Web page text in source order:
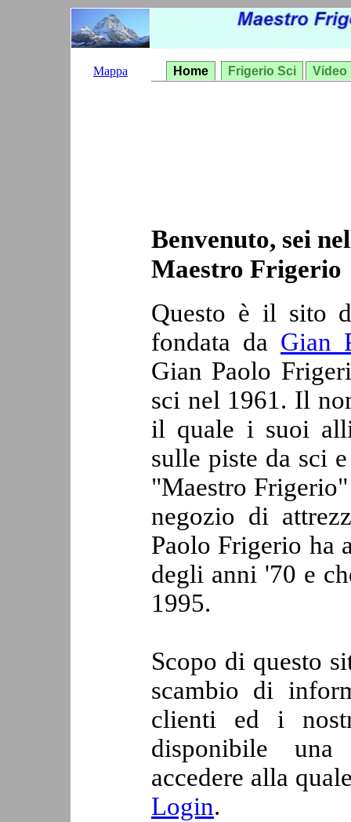
Mappa Home Frigerio Sci Video
Benvenuto, sei
Maestro Frigerio
Questo è il sito
fondata da Gian
Gian Paolo
sci nel 1961. Il
il quale i suoi
sulle piste da sci
"Maestro
negozio di
Paolo Frigerio ha
degli anni '70 e
1995.
Scopo di questo
scambio di
clienti ed i
disponibile
accedere alla
Login.